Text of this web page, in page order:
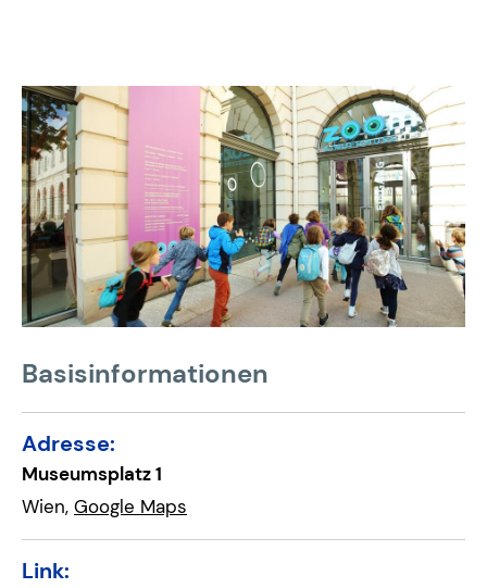
Basisinformationen
Adresse:
Museumsplatz 1
Wien, Google Maps
Link: